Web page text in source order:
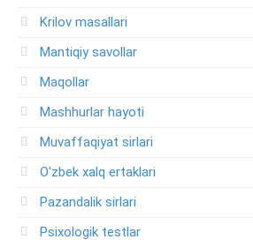
Krilov masallari
Mantiqiy savollar
Maqollar
Mashhurlar hayoti
Muvaffaqiyat sirlari
O'zbek xalq ertaklari
Pazandalik sirlari
Psixologik testlar